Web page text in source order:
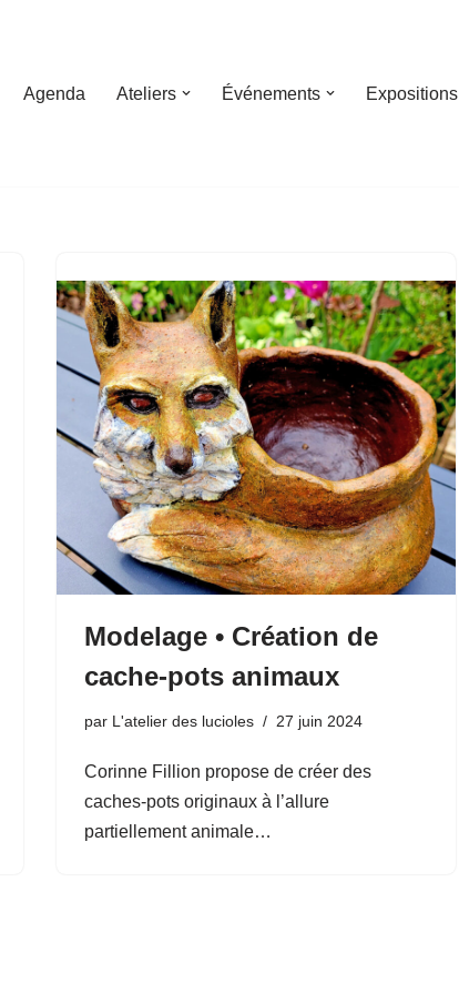
Agenda Ateliers Événements Expositions
Modelage • Création de
cache-pots animaux
par L'atelier des lucioles 27 juin 2024
Corinne Fillion propose de créer des
caches-pots originaux à l’allure
partiellement animale…